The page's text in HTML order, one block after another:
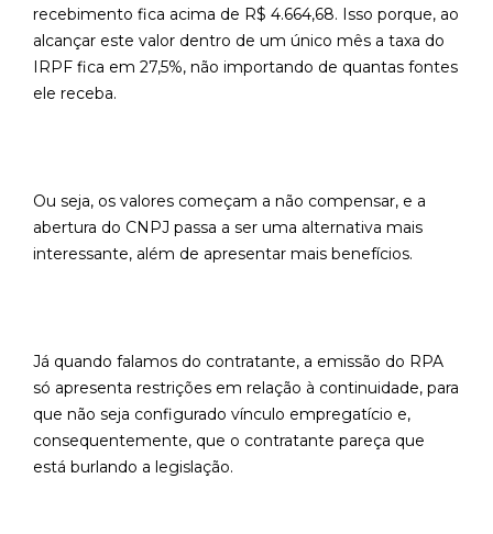
recebimento fica acima de R$ 4.664,68. Isso porque, ao
alcançar este valor dentro de um único mês a taxa do
IRPF fica em 27,5%, não importando de quantas fontes
ele receba.
Ou seja, os valores começam a não compensar, e a
abertura do CNPJ passa a ser uma alternativa mais
interessante, além de apresentar mais benefícios.
Já quando falamos do contratante, a emissão do RPA
só apresenta restrições em relação à continuidade, para
que não seja configurado vínculo empregatício e,
consequentemente, que o contratante pareça que
está burlando a legislação.